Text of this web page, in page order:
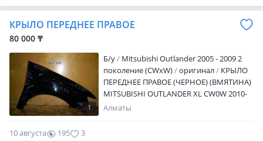
разбор "ЕВРАЗИЯ-Авто" Разбираем и
поставляем запчасти с автомобилей в
аукционах. Режим работы:
Понедельник-пятница с 9: 00 до 18: 00,
Суббота с 9: 00 до 17-00, Воскресенье:
выходной. Отправка по Казахстану и в
любой регион СНГ. Для иногородних
КРЫЛО ПЕРЕДНЕЕ ПРАВОЕ
80 000 ₸
1
Б/y
Mitsubishi Outlander 2005 - 2009 2
поколение (CWxW)
оригинал
КРЫЛО
ПЕРЕДНЕЕ ПРАВОЕ (ЧЕРНОЕ) (ВМЯТИНА)
MITSUBISHI OUTLANDER XL CW0W 2010-
2012 Отправка по РК. Актуальные цены
Алматы
10 августа 195 3